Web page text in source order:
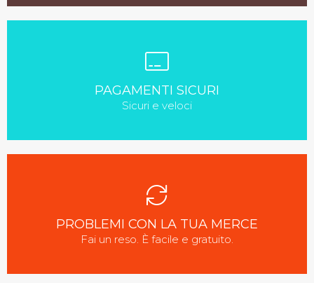
PAGAMENTI SICURI
Sicuri e veloci
PROBLEMI CON LA TUA MERCE
Fai un reso. È facile e gratuito.